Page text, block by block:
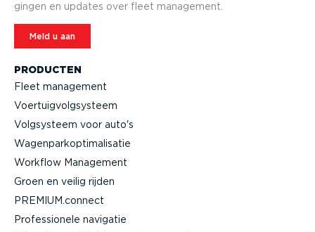
PRODUCTEN
Fleet management
Voertuig­volg­systeem
Volgsysteem voor auto's
Wagen­par­kop­ti­ma­li­satie
Workflow Management
Groen en veilig rijden
PREMIUM.connect
Profes­si­onele navigatie
gingen en updates over fleet management.
Meld u aan